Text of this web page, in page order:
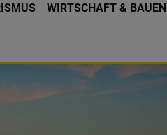
WIRTSCHAFT & BAUEN